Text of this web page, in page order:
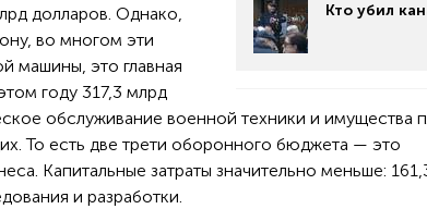
Кто убил
долларов. Однако,
во многом эти
машины, это главная
году 317,3 млрд
обслуживание военной техники и имущества
То есть две трети оборонного бюджета — это
Капитальные затраты значительно меньше:
и разработки.